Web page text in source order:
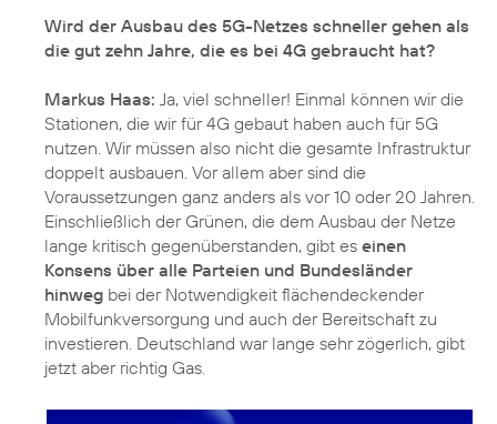
Wird der Ausbau des 5G-Netzes schneller gehen als
die gut zehn Jahre, die es bei 4G gebraucht hat?
Markus Haas: Ja, viel schneller! Einmal können wir die
Stationen, die wir für 4G gebaut haben auch für 5G
nutzen. Wir müssen also nicht die gesamte Infrastruktur
doppelt ausbauen. Vor allem aber sind die
Voraussetzungen ganz anders als vor 10 oder 20 Jahren.
Einschließlich der Grünen, die dem Ausbau der Netze
lange kritisch gegenüberstanden, gibt es einen
Konsens über alle Parteien und Bundesländer
hinweg bei der Notwendigkeit flächendeckender
Mobilfunkversorgung und auch der Bereitschaft zu
investieren. Deutschland war lange sehr zögerlich, gibt
jetzt aber richtig Gas.